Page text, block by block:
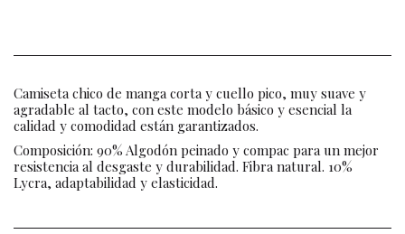
Camiseta chico de manga corta y cuello pico, muy suave y
agradable al tacto, con este modelo básico y esencial la
calidad y comodidad están garantizados.
Composición: 90% Algodón peinado y compac para un mejor
resistencia al desgaste y durabilidad. Fibra natural. 10%
Lycra, adaptabilidad y elasticidad.